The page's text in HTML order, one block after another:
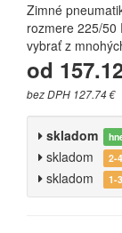
Zimné
rozmere 225/50
vybrať z
od
bez DPH 127.74 €
skladom
skladom
2-
skladom
1-